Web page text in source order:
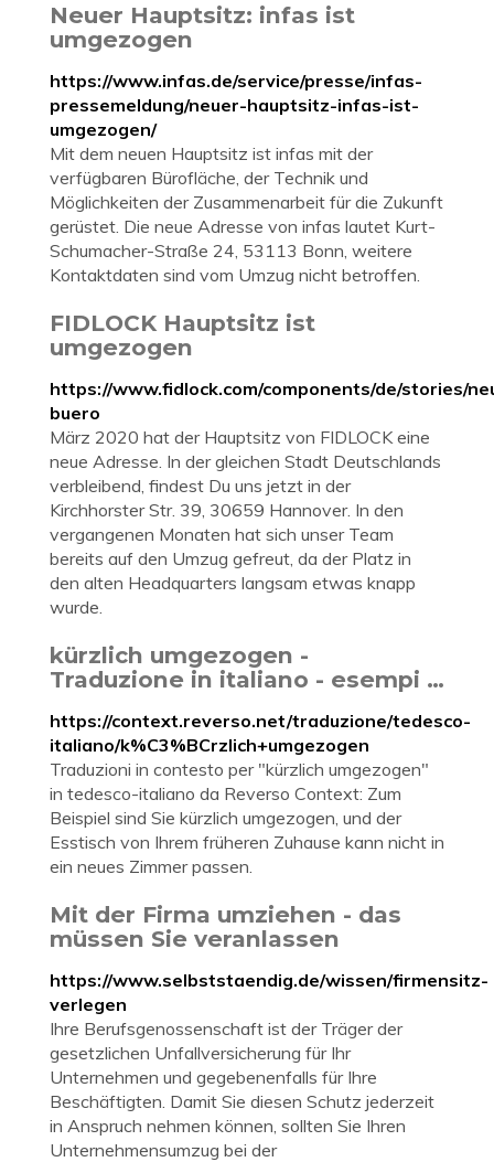
Neuer Hauptsitz: infas ist
umgezogen
https://www.infas.de/service/presse/infas-
pressemeldung/neuer-hauptsitz-infas-ist-
umgezogen/
Mit dem neuen Hauptsitz ist infas mit der
verfügbaren Bürofläche, der Technik und
Möglichkeiten der Zusammenarbeit für die Zukunft
gerüstet. Die neue Adresse von infas lautet Kurt-
Schumacher-Straße 24, 53113 Bonn, weitere
Kontaktdaten sind vom Umzug nicht betroffen.
FIDLOCK Hauptsitz ist
umgezogen
https://www.fidlock.com/components/de/stories/
buero
März 2020 hat der Hauptsitz von FIDLOCK eine
neue Adresse. In der gleichen Stadt Deutschlands
verbleibend, findest Du uns jetzt in der
Kirchhorster Str. 39, 30659 Hannover. In den
vergangenen Monaten hat sich unser Team
bereits auf den Umzug gefreut, da der Platz in
den alten Headquarters langsam etwas knapp
wurde.
kürzlich umgezogen -
Traduzione in italiano - esempi …
https://context.reverso.net/traduzione/tedesco-
italiano/k%C3%BCrzlich+umgezogen
Traduzioni in contesto per "kürzlich umgezogen"
in tedesco-italiano da Reverso Context: Zum
Beispiel sind Sie kürzlich umgezogen, und der
Esstisch von Ihrem früheren Zuhause kann nicht in
ein neues Zimmer passen.
Mit der Firma umziehen - das
müssen Sie veranlassen
https://www.selbststaendig.de/wissen/firmensitz-
verlegen
Ihre Berufsgenossenschaft ist der Träger der
gesetzlichen Unfallversicherung für Ihr
Unternehmen und gegebenenfalls für Ihre
Beschäftigten. Damit Sie diesen Schutz jederzeit
in Anspruch nehmen können, sollten Sie Ihren
Unternehmensumzug bei der